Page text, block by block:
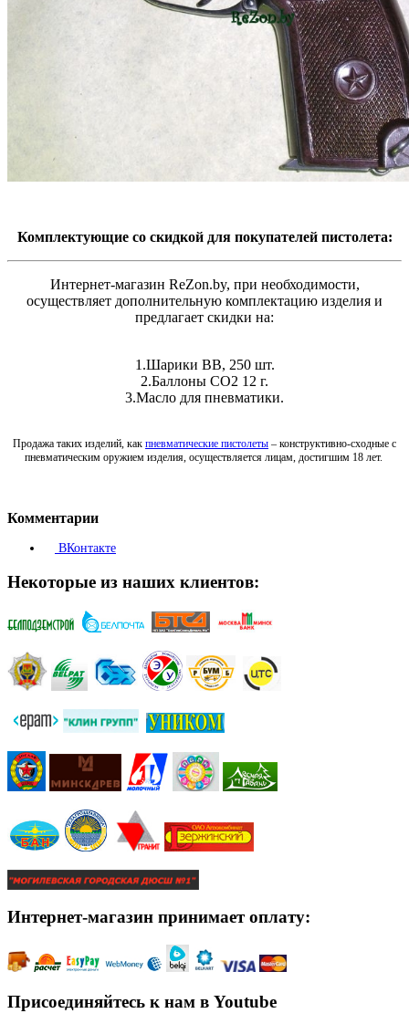
Комплектующие со скидкой для покупателей пистолета:
Интернет-магазин ReZon.by, при необходимости,
осуществляет дополнительную комплектацию изделия и
предлагает скидки на:
1.Шарики ВВ, 250 шт.
2.Баллоны СО2 12 г.
3.Масло для пневматики.
Продажа таких изделий, как пневматические пистолеты – конструктивно-сходные с
пневматическим оружием изделия, осуществляется лицам, достигшим 18 лет.
Комментарии
ВКонтакте
Некоторые из наших клиентов:
Интернет-магазин принимает оплату:
Присоединяйтесь к нам в Youtube